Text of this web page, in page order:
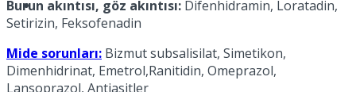
Spor
Burun akıntısı, göz akıntısı: Difenhidramin, Loratadin,
Setirizin, Feksofenadin
Mide sorunları: Bizmut subsalisilat, Simetikon,
Dimenhidrinat, Emetrol,Ranitidin, Omeprazol,
Lansoprazol, Antiasitler